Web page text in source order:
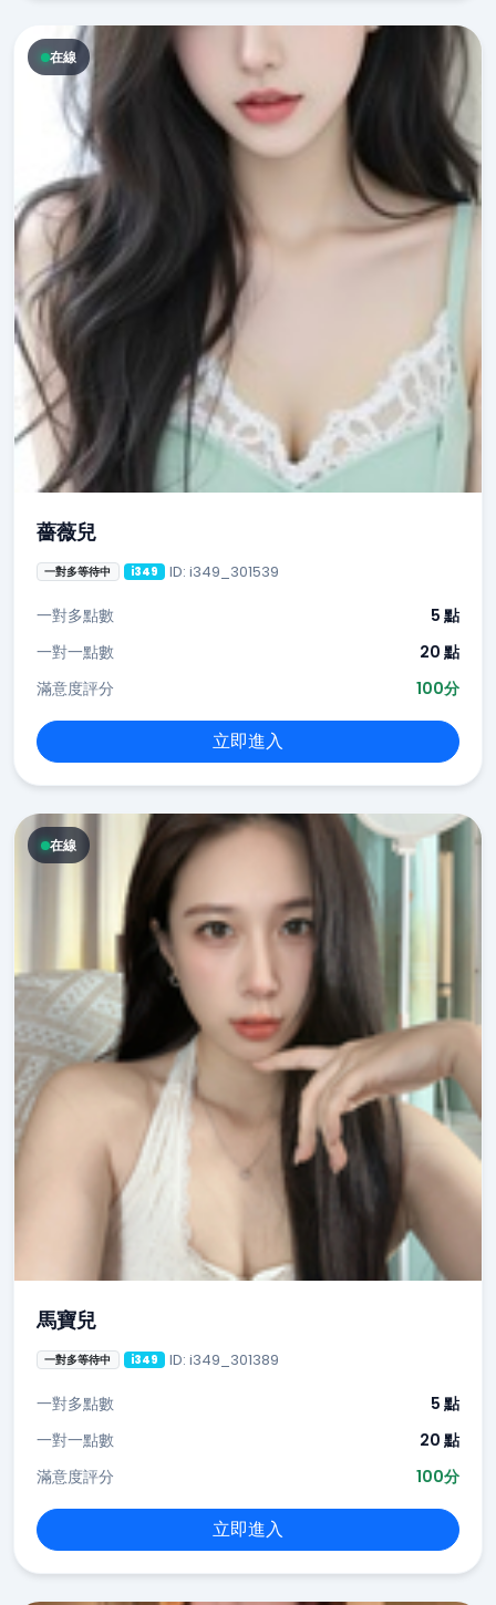
在線
薔薇兒
一對多等待中 i349 ID: i349_301539
一對多點數
5 點
一對一點數
20 點
滿意度評分
100分
立即進入
在線
馬寶兒
一對多等待中 i349 ID: i349_301389
一對多點數
5 點
一對一點數
20 點
滿意度評分
100分
立即進入